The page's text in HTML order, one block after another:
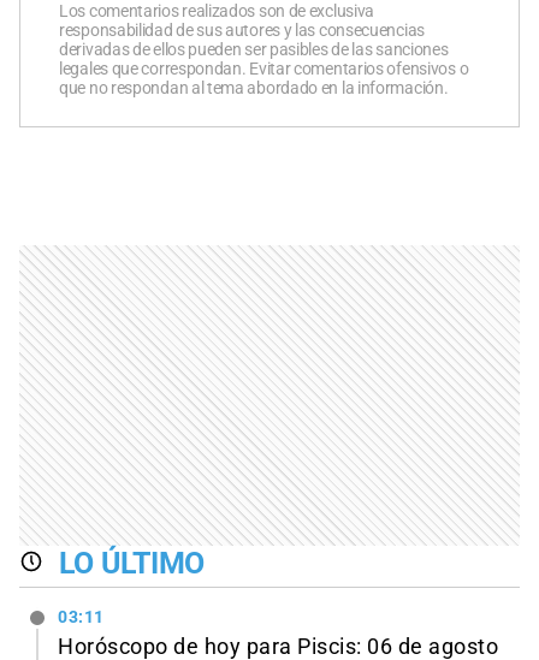
Los comentarios realizados son de exclusiva
responsabilidad de sus autores y las consecuencias
derivadas de ellos pueden ser pasibles de las sanciones
legales que correspondan. Evitar comentarios ofensivos o
que no respondan al tema abordado en la información.
LO ÚLTIMO
03:11
Horóscopo de hoy para Piscis: 06 de agosto